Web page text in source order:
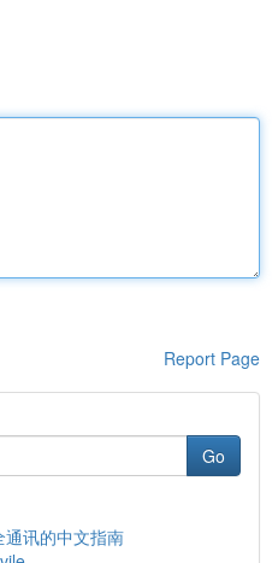
Report Page
Go
讯的中文指南